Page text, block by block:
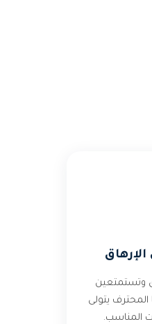
وتستمتعين
المحترف يتولى
المناسب.